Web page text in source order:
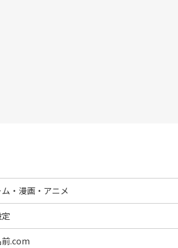
・漫画・アニメ
前.com